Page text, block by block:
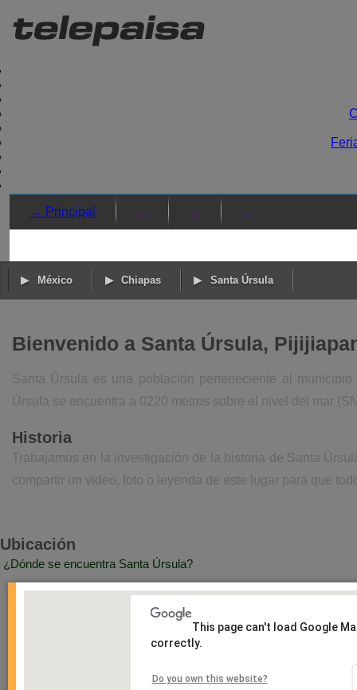
→ Principal → → →
México Chiapas Santa Úrsula
Bienvenido a Santa Úrsula,
Santa Úrsula es una población perteneciente al
Úrsula se encuentra a 0220 metros sobre el nivel del mar
Historia
Trabajamos en la investigación de la historia de Santa
compartir un video, foto o leyenda de este lugar para que
Ubicación
¿Dónde se encuentra Santa Úrsula?
This page can't load Google
correctly.
Do you own this website?